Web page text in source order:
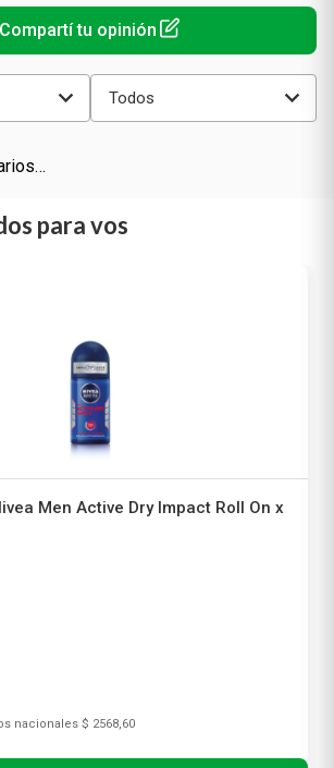
Todos
para vos
Men Active Dry Impact Roll On x
nacionales $ 2568,60